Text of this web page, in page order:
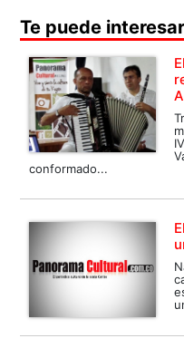
Te puede interesar
conformado...